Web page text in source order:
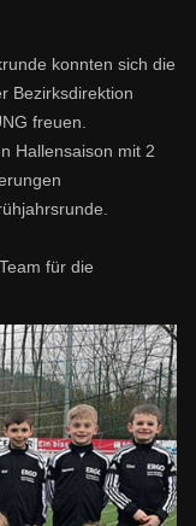
konnten sich die
Bezirksdirektion
freuen.
Hallensaison mit 2
für die